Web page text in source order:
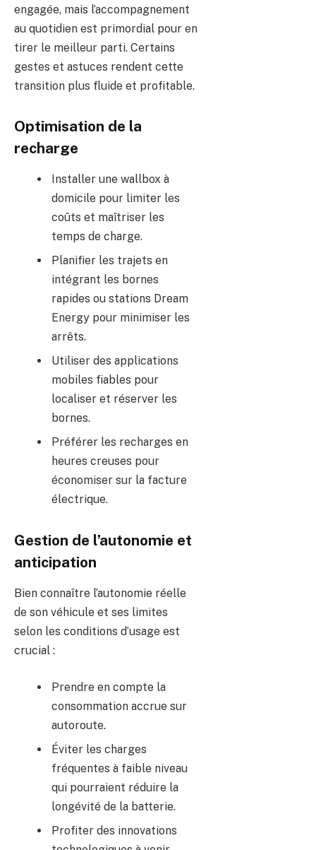
engagée, mais l’accompagnement
au quotidien est primordial pour en
tirer le meilleur parti. Certains
gestes et astuces rendent cette
transition plus fluide et profitable.
Optimisation de la
recharge
Installer une wallbox à
domicile pour limiter les
coûts et maîtriser les
temps de charge.
Planifier les trajets en
intégrant les bornes
rapides ou stations Dream
Energy pour minimiser les
arrêts.
Utiliser des applications
mobiles fiables pour
localiser et réserver les
bornes.
Préférer les recharges en
heures creuses pour
économiser sur la facture
électrique.
Gestion de l’autonomie et
anticipation
Bien connaître l’autonomie réelle
de son véhicule et ses limites
selon les conditions d’usage est
crucial :
Prendre en compte la
consommation accrue sur
autoroute.
Éviter les charges
fréquentes à faible niveau
qui pourraient réduire la
longévité de la batterie.
Profiter des innovations